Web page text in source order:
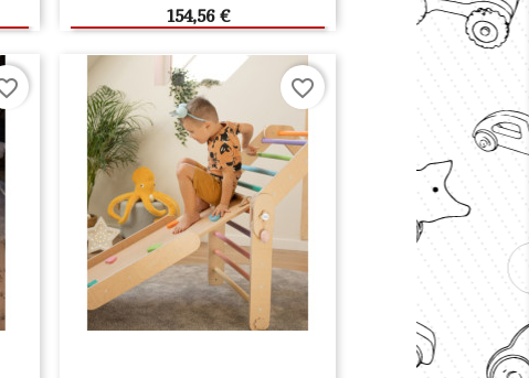
Prix
154,56 €
AJOUTER AU PANIER
favorite_border